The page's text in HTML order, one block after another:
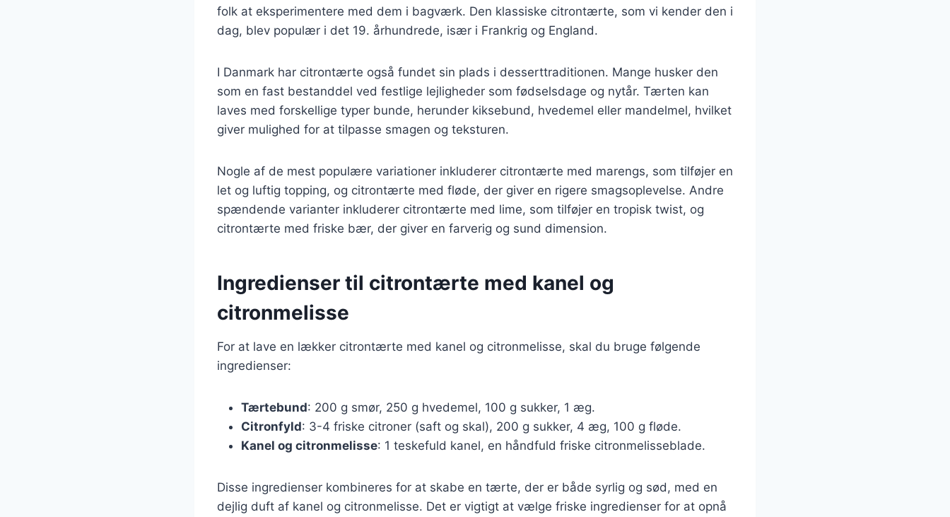
folk at eksperimentere med dem i bagværk. Den klassiske citrontærte, som vi kender den i
dag, blev populær i det 19. århundrede, især i Frankrig og England.
I Danmark har citrontærte også fundet sin plads i desserttraditionen. Mange husker den
som en fast bestanddel ved festlige lejligheder som fødselsdage og nytår. Tærten kan
laves med forskellige typer bunde, herunder kiksebund, hvedemel eller mandelmel, hvilket
giver mulighed for at tilpasse smagen og teksturen.
Nogle af de mest populære variationer inkluderer citrontærte med marengs, som tilføjer en
let og luftig topping, og citrontærte med fløde, der giver en rigere smagsoplevelse. Andre
spændende varianter inkluderer citrontærte med lime, som tilføjer en tropisk twist, og
citrontærte med friske bær, der giver en farverig og sund dimension.
Ingredienser til citrontærte med kanel og
citronmelisse
For at lave en lækker citrontærte med kanel og citronmelisse, skal du bruge følgende
ingredienser:
Tærtebund: 200 g smør, 250 g hvedemel, 100 g sukker, 1 æg.
Citronfyld: 3-4 friske citroner (saft og skal), 200 g sukker, 4 æg, 100 g fløde.
Kanel og citronmelisse: 1 teskefuld kanel, en håndfuld friske citronmelisseblade.
Disse ingredienser kombineres for at skabe en tærte, der er både syrlig og sød, med en
dejlig duft af kanel og citronmelisse. Det er vigtigt at vælge friske ingredienser for at opnå